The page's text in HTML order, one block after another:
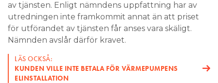
av tjänsten. Enligt nämndens uppfattning har av
utredningen inte framkommit annat än att priset
för utförandet av tjänsten får anses vara skäligt.
Nämnden avslår därför kravet.
LÄS OCKSÅ:
KUNDEN VILLE INTE BETALA FÖR VÄRMEPUMPENS
ELINSTALLATION